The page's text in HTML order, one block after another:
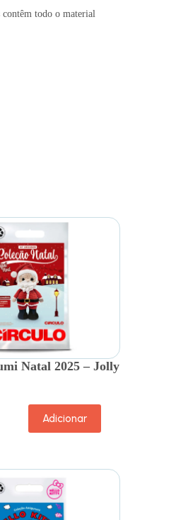
todo o material
Natal 2025 – Jolly
Adicionar